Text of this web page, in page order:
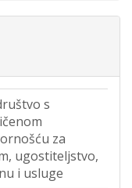
s
za
ugostiteljstvo,
i usluge